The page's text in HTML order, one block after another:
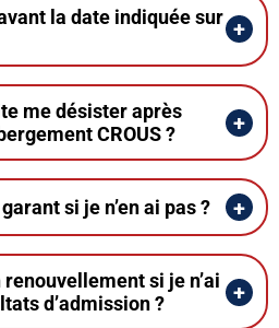
la date indiquée sur
me désister après
CROUS ?
si je n’en ai pas ?
si je n’ai
d’admission ?